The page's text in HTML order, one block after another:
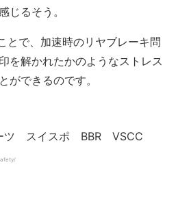
じるそう。
とで、加速時のリヤブレーキ問
を解かれたかのようなストレス
ができるのです。